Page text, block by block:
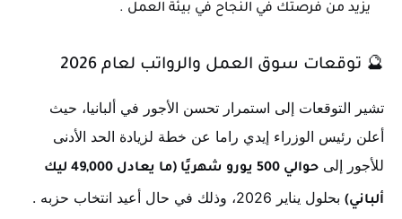
يزيد من فرصتك في النجاح في بيئة العمل .
🔮 توقعات سوق العمل والرواتب لعام 2026
تشير التوقعات إلى استمرار تحسن الأجور في ألبانيا، حيث
أعلن رئيس الوزراء إيدي راما عن خطة لزيادة الحد الأدنى
للأجور إلى
حوالي 500 يورو شهريًا (ما يعادل 49,000 ليك
ألباني) بحلول يناير 2026، وذلك في حال أعيد انتخاب حزبه
.